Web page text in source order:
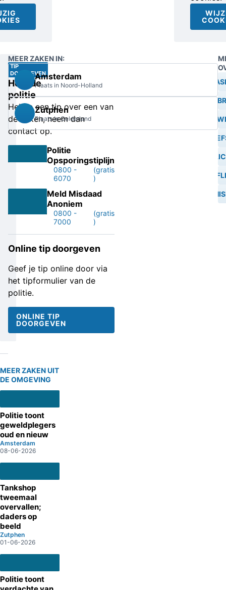
TIP
DOORGEVEN
Help de
politie
Heb je een tip over een van
de zaken, neem dan
contact op.
Politie
Opsporingstiplijn
0800 -
6070
(gratis
)
Meld Misdaad
Anoniem
0800 -
7000
(gratis
)
Online tip doorgeven
Geef je tip online door via
het tipformulier van de
politie.
ONLINE TIP
DOORGEVEN
MEER ZAKEN IN:
Amsterdam
Plaats in Noord-Holland
Zutphen
Plaats in Gelderland
MEER ZAKEN UIT
DE OMGEVING
Politie toont
geweldplegers
oud en nieuw
Amsterdam
08-06-2026
Tankshop
tweemaal
overvallen;
daders op
beeld
Zutphen
01-06-2026
Politie toont